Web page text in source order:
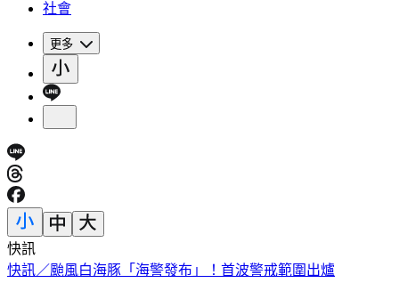
社會
更多
快訊
國家警報大響！下午2:30收「網路降速演習預告」